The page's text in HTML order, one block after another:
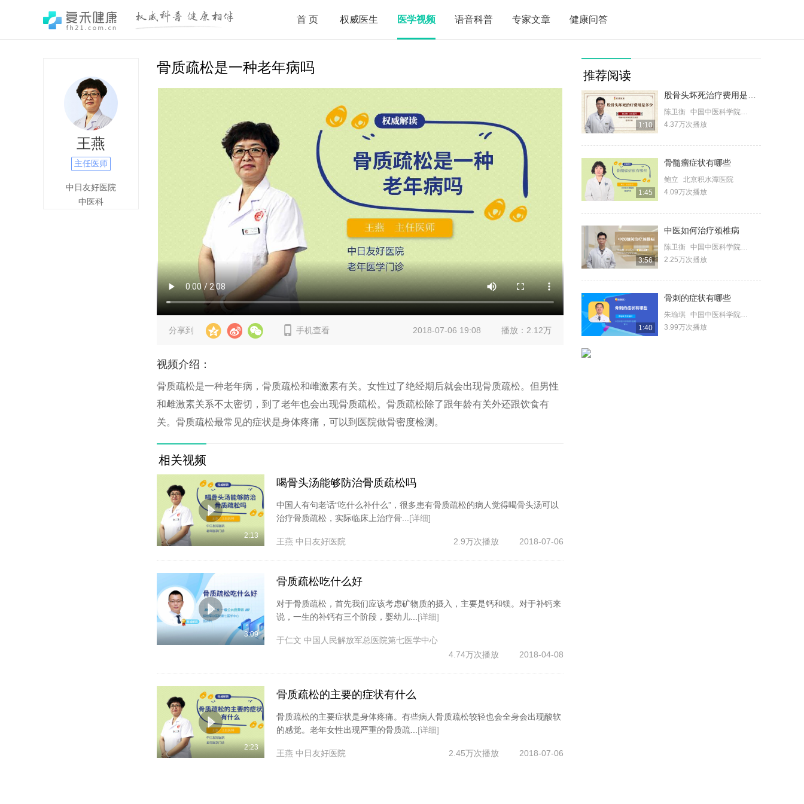
首页 权威医生 医学视频 语音科普 专家文章 健康问答
王燕
主任医师
中日友好医院
中医科
骨质疏松是一种老年病吗
分享到 手机查看 2018-07-06 19:08 播放：2.12万
视频介绍：
骨质疏松是一种老年病，骨质疏松和雌激素有关。女性过了绝经期后就会出现骨质疏松。但男性
和雌激素关系不太密切，到了老年也会出现骨质疏松。骨质疏松除了跟年龄有关外还跟饮食有
关。骨质疏松最常见的症状是身体疼痛，可以到医院做骨密度检测。
相关视频
2:13
喝骨头汤能够防治骨质疏松吗
中国人有句老话“吃什么补什么”，很多患有骨质疏松的病人觉得喝骨头汤可以
治疗骨质疏松，实际临床上治疗骨... [详细]
王燕 中日友好医院 2.9万次播放 2018-07-06
3:09
骨质疏松吃什么好
对于骨质疏松，首先我们应该考虑矿物质的摄入，主要是钙和镁。对于补钙来
说，一生的补钙有三个阶段，婴幼儿... [详细]
于仁文 中国人民解放军总医院第七医学中心
4.74万次播放
2018-04-08
2:23
骨质疏松的主要的症状有什么
骨质疏松的主要症状是身体疼痛。有些病人骨质疏松较轻也会全身会出现酸软
的感觉。老年女性出现严重的骨质疏... [详细]
王燕 中日友好医院 2.45万次播放 2018-07-06
推荐阅读
1:10
陈卫衡
中国中医科学院望京医院
4.37万次播放
1:45
骨髓瘤症状有哪些
鲍立
北京积水潭医院
4.09万次播放
3:56
中医如何治疗颈椎病
陈卫衡
中国中医科学院望京医院
2.25万次播放
1:40
骨刺的症状有哪些
朱瑜琪
中国中医科学院眼科医院
3.99万次播放